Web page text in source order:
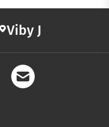
Viby J